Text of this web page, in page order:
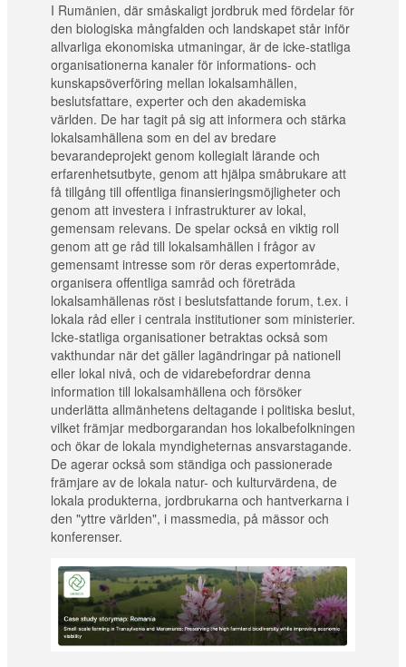
I Rumänien, där småskaligt jordbruk med fördelar för
den biologiska mångfalden och landskapet står inför
allvarliga ekonomiska utmaningar, är de icke-statliga
organisationerna kanaler för informations- och
kunskapsöverföring mellan lokalsamhällen,
beslutsfattare, experter och den akademiska
världen. De har tagit på sig att informera och stärka
lokalsamhällena som en del av bredare
bevarandeprojekt genom kollegialt lärande och
erfarenhetsutbyte, genom att hjälpa småbrukare att
få tillgång till offentliga finansieringsmöjligheter och
genom att investera i infrastrukturer av lokal,
gemensam relevans. De spelar också en viktig roll
genom att ge råd till lokalsamhällen i frågor av
gemensamt intresse som rör deras expertområde,
organisera offentliga samråd och företräda
lokalsamhällenas röst i beslutsfattande forum, t.ex. i
lokala råd eller i centrala institutioner som ministerier.
Icke-statliga organisationer betraktas också som
vakthundar när det gäller lagändringar på nationell
eller lokal nivå, och de vidarebefordrar denna
information till lokalsamhällena och försöker
underlätta allmänhetens deltagande i politiska beslut,
vilket främjar medborgarandan hos lokalbefolkningen
och ökar de lokala myndigheternas ansvarstagande.
De agerar också som ständiga och passionerade
främjare av de lokala natur- och kulturvärdena, de
lokala produkterna, jordbrukarna och hantverkarna i
den "yttre världen", i massmedia, på mässor och
konferenser.